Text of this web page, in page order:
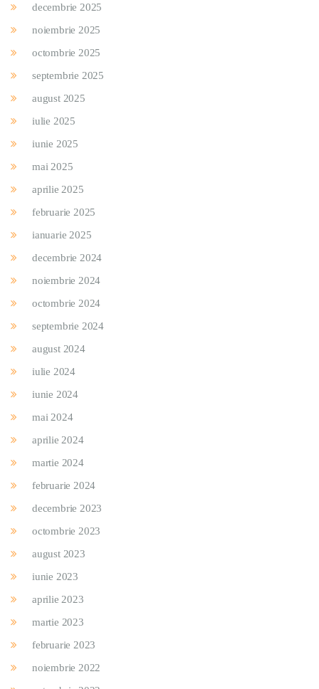
decembrie 2025
noiembrie 2025
octombrie 2025
septembrie 2025
august 2025
iulie 2025
iunie 2025
mai 2025
aprilie 2025
februarie 2025
ianuarie 2025
decembrie 2024
noiembrie 2024
octombrie 2024
septembrie 2024
august 2024
iulie 2024
iunie 2024
mai 2024
aprilie 2024
martie 2024
februarie 2024
decembrie 2023
octombrie 2023
august 2023
iunie 2023
aprilie 2023
martie 2023
februarie 2023
noiembrie 2022